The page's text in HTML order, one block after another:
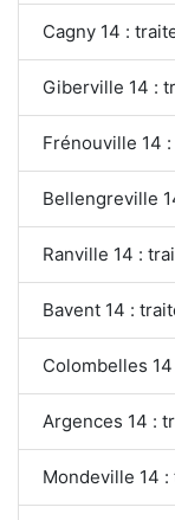
Cagny 14 :
Giberville 14 :
Frénouville 14
Bellengreville
Ranville 14 :
Bavent 14 :
Colombelles
Argences 14 :
Mondeville 14